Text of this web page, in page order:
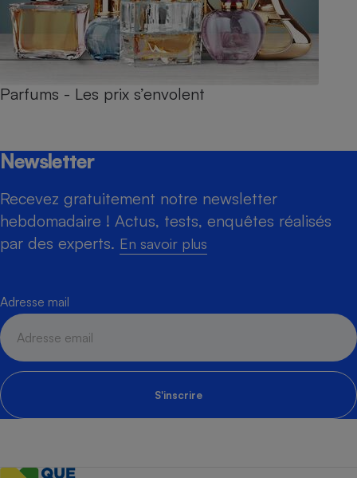
Parfums - Les prix s’envolent
Newsletter
Recevez gratuitement notre newsletter
hebdomadaire ! Actus, tests, enquêtes réalisés
par des experts. En savoir plus
Adresse mail
S'inscrire